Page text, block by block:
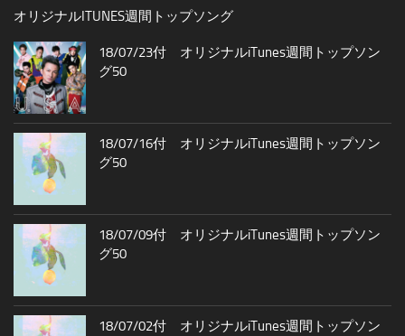
オリジナルITUNES週間トップソング
18/07/23付 オリジナルiTunes週間トップソン
グ50
18/07/16付 オリジナルiTunes週間トップソン
グ50
18/07/09付 オリジナルiTunes週間トップソン
グ50
18/07/02付 オリジナルiTunes週間トップソン